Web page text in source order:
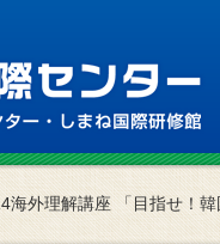
海外理解講座 「目指せ！韓